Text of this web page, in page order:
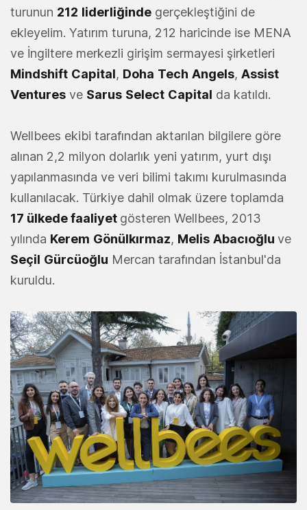
turunun 212 liderliğinde gerçekleştiğini de
ekleyelim. Yatırım turuna, 212 haricinde ise MENA
ve İngiltere merkezli girişim sermayesi şirketleri
Mindshift Capital, Doha Tech Angels, Assist
Ventures ve Sarus Select Capital da katıldı.
Wellbees ekibi tarafından aktarılan bilgilere göre
alınan 2,2 milyon dolarlık yeni yatırım, yurt dışı
yapılanmasında ve veri bilimi takımı kurulmasında
kullanılacak. Türkiye dahil olmak üzere toplamda
17 ülkede faaliyet gösteren Wellbees, 2013
yılında Kerem Gönülkırmaz, Melis Abacıoğlu ve
Seçil Gürcüoğlu Mercan tarafından İstanbul'da
kuruldu.